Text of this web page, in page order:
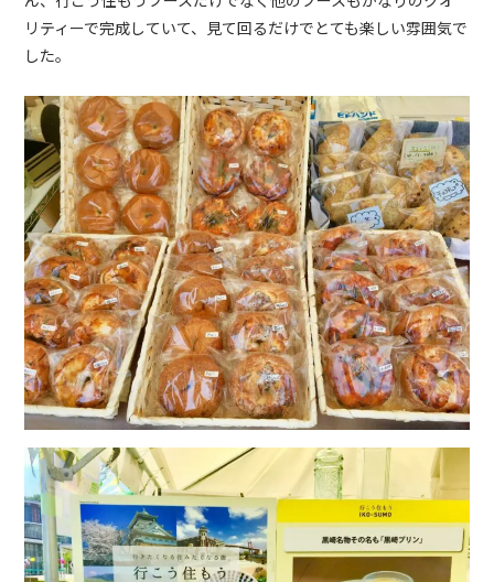
リティーで完成していて、見て回るだけでとても楽しい雰囲気で
した。